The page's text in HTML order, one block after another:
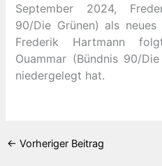
September 2024,
90/Die Grünen) als
Frederik Hartmann
Ouammar (Bündnis 90/
niedergelegt hat.
← Vorheriger Beitrag